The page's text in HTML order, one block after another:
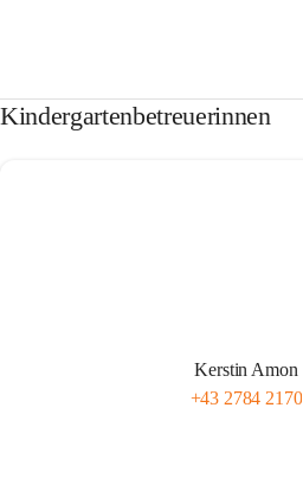
Kindergartenbetreuerinnen
Kerstin Amon
+43 2784 2170